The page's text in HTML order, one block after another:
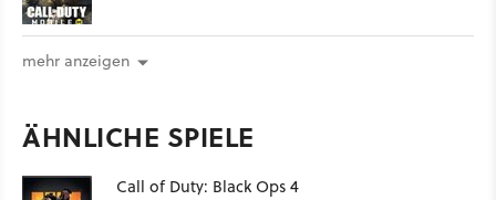
mehr anzeigen
ÄHNLICHE SPIELE
Call of Duty: Black Ops 4